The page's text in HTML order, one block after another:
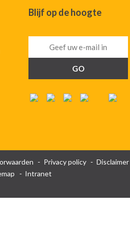
Blijf op de hoogte
Privacy policy
Disclaimer
Intranet